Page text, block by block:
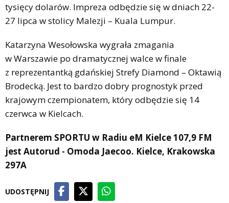
tysięcy dolarów. Impreza odbędzie się w dniach 22-
27 lipca w stolicy Malezji – Kuala Lumpur.
Katarzyna Wesołowska wygrała zmagania
w Warszawie po dramatycznej walce w finale
z reprezentantką gdańskiej Strefy Diamond – Oktawią
Brodecką. Jest to bardzo dobry prognostyk przed
krajowym czempionatem, który odbędzie się 14
czerwca w Kielcach.
Partnerem SPORTU w Radiu eM Kielce 107,9 FM
jest Autorud - Omoda Jaecoo. Kielce, Krakowska
297A
UDOSTĘPNIJ